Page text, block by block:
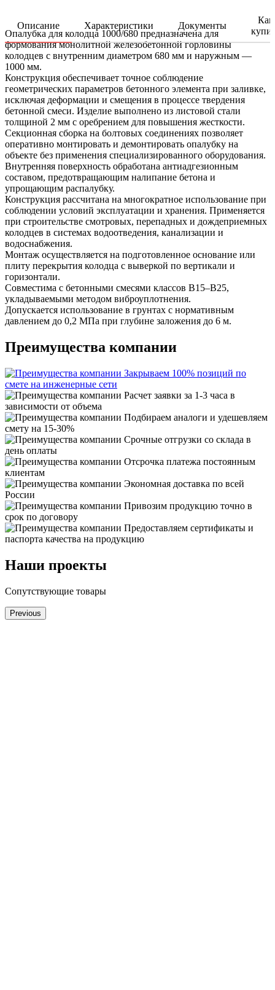
Описание Характеристики Документы
Как
Опалубка для колодца 1000/680 предназначена для
формования монолитной железобетонной горловины
колодцев с внутренним диаметром 680 мм и наружным —
1000 мм.
Конструкция обеспечивает точное соблюдение
геометрических параметров бетонного элемента при заливке,
исключая деформации и смещения в процессе твердения
бетонной смеси. Изделие выполнено из листовой стали
толщиной 2 мм с оребрением для повышения жесткости.
Секционная сборка на болтовых соединениях позволяет
оперативно монтировать и демонтировать опалубку на
объекте без применения специализированного оборудования.
Внутренняя поверхность обработана антиадгезионным
составом, предотвращающим налипание бетона и
упрощающим распалубку.
Конструкция рассчитана на многократное использование при
соблюдении условий эксплуатации и хранения. Применяется
при строительстве смотровых, перепадных и дождеприемных
колодцев в системах водоотведения, канализации и
водоснабжения.
Монтаж осуществляется на подготовленное основание или
плиту перекрытия колодца с выверкой по вертикали и
горизонтали.
Совместима с бетонными смесями классов В15–В25,
укладываемыми методом виброуплотнения.
Допускается использование в грунтах с нормативным
давлением до 0,2 МПа при глубине заложения до 6 м.
Преимущества компании
Закрываем 100% позиций по
смете на инженерные сети
Расчет заявки за 1-3 часа в
зависимости от объема
Подбираем аналоги и удешевляем
смету на 15-30%
Срочные отгрузки со склада в
день оплаты
Отсрочка платежа постоянным
клиентам
Экономная доставка по всей
России
Привозим продукцию точно в
срок по договору
Предоставляем сертификаты и
паспорта качества на продукцию
Наши проекты
Сопутствующие товары
Previous